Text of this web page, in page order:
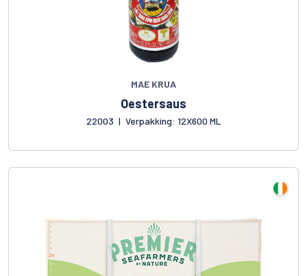
MAE KRUA
Oestersaus
22003 | Verpakking: 12X600 ML